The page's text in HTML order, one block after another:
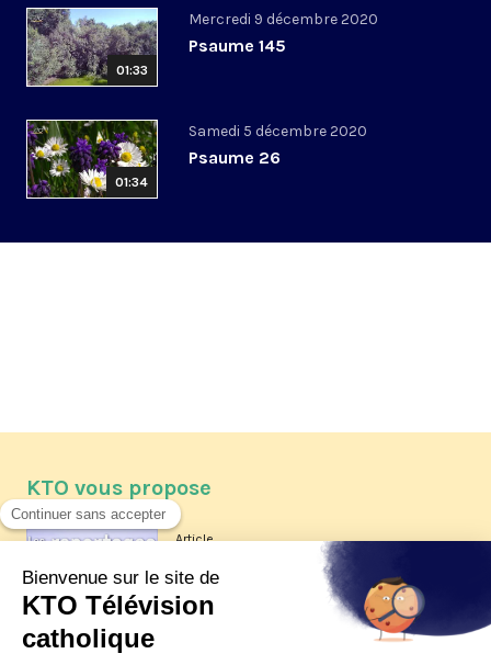
01:33
Mercredi 9 décembre 2020
Psaume 145
01:34
Samedi 5 décembre 2020
Psaume 26
KTO vous propose
Article
Les reportages d'été 2026 de KTO